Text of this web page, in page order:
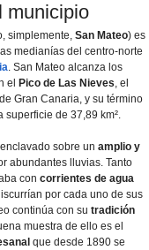
municipio
simplemente, San Mateo) es
medianías del centro-norte
. San Mateo alcanza los
el
Pico de Las Nieves, el
Gran Canaria, y su término
de 37,89 km².
sobre un amplio y
abundantes lluvias. Tanto
con corrientes de agua
por cada uno de sus
continúa con su tradición
muestra de ello es el
que desde 1890 se